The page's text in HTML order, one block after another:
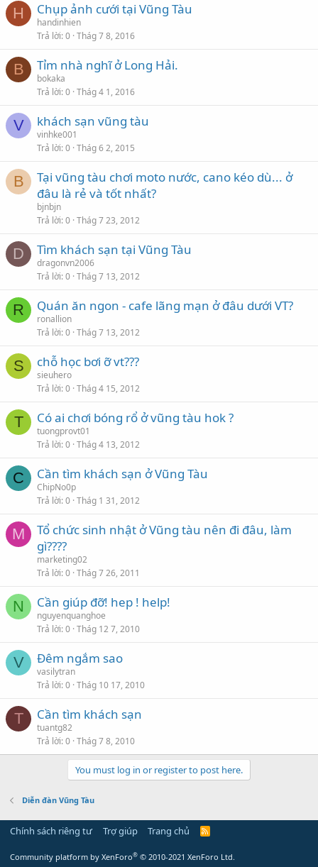
H Chụp ảnh cưới tại Vũng Tàu
handinhien
Trả lời 0 Thág 7 8, 2016
B Tỉm nhà nghĩ ở Long Hải.
bokaka
Trả lời 0 Thág 4 1, 2016
V khách sạn vũng tàu
vinhke001
Trả lời 0 Thág 6 2, 2015
B
Tại vũng tàu chơi moto nước, cano kéo dù... ở
đâu là rẻ và tốt nhất?
bjnbjn
Trả lời 0 Thág 7 23, 2012
D Tìm khách sạn tại Vũng Tàu
dragonvn2006
Trả lời 0 Thág 7 13, 2012
R Quán ăn ngon - cafe lãng mạn ở đâu dưới VT?
ronallion
Trả lời 0 Thág 7 13, 2012
S chỗ học bơi ỡ vt???
sieuhero
Trả lời 0 Thág 4 15, 2012
T Có ai chơi bóng rổ ở vũng tàu hok ?
tuongprovt01
Trả lời 0 Thág 4 13, 2012
C Cần tìm khách sạn ở Vũng Tàu
ChipNo0p
Trả lời 0 Thág 1 31, 2012
M
Tổ chức sinh nhật ở Vũng tàu nên đi đâu, làm
gì????
marketing02
Trả lời 0 Thág 7 26, 2011
N Cần giúp đỡ! hep ! help!
nguyenquanghoe
Trả lời 0 Thág 12 7, 2010
V Đêm ngắm sao
vasilytran
Trả lời 0 Thág 10 17, 2010
T Cần tìm khách sạn
tuantg82
Trả lời 0 Thág 7 8, 2010
You must log in or register to post here.
Diễn đàn Vũng Tàu
Chính sách riêng tư Trợ giúp Trang chủ
R
Community platform by XenForo® © 2010-2021 XenForo Ltd.